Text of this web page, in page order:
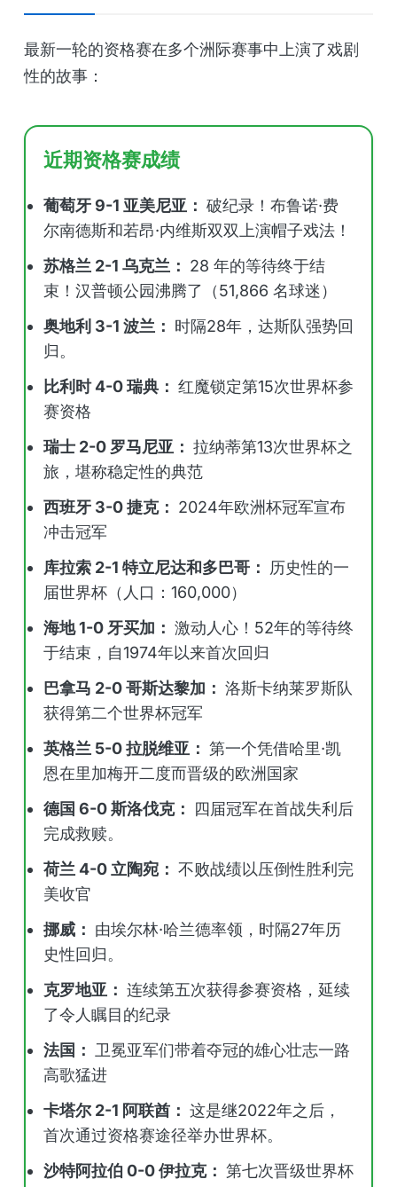
最新一轮的资格赛在多个洲际赛事中上演了戏剧
性的故事：
近期资格赛成绩
葡萄牙 9-1 亚美尼亚： 破纪录！布鲁诺·费
尔南德斯和若昂·内维斯双双上演帽子戏法！
苏格兰 2-1 乌克兰： 28 年的等待终于结
束！汉普顿公园沸腾了（51,866 名球迷）
奥地利 3-1 波兰： 时隔28年，达斯队强势回
归。
比利时 4-0 瑞典： 红魔锁定第15次世界杯参
赛资格
瑞士 2-0 罗马尼亚： 拉纳蒂第13次世界杯之
旅，堪称稳定性的典范
西班牙 3-0 捷克： 2024年欧洲杯冠军宣布
冲击冠军
库拉索 2-1 特立尼达和多巴哥： 历史性的一
届世界杯（人口：160,000）
海地 1-0 牙买加： 激动人心！52年的等待终
于结束，自1974年以来首次回归
巴拿马 2-0 哥斯达黎加： 洛斯卡纳莱罗斯队
获得第二个世界杯冠军
英格兰 5-0 拉脱维亚： 第一个凭借哈里·凯
恩在里加梅开二度而晋级的欧洲国家
德国 6-0 斯洛伐克： 四届冠军在首战失利后
完成救赎。
荷兰 4-0 立陶宛： 不败战绩以压倒性胜利完
美收官
挪威： 由埃尔林·哈兰德率领，时隔27年历
史性回归。
克罗地亚： 连续第五次获得参赛资格，延续
了令人瞩目的纪录
法国： 卫冕亚军们带着夺冠的雄心壮志一路
高歌猛进
卡塔尔 2-1 阿联酋： 这是继2022年之后，
首次通过资格赛途径举办世界杯。
沙特阿拉伯 0-0 伊拉克： 第七次晋级世界杯